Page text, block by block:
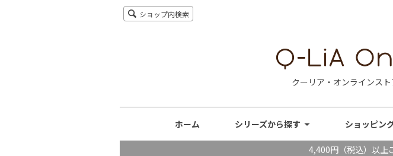
ショップ内検索
クーリア・オンラインス
ホーム シリーズから探す ショッピン
4,400円（税込）以上